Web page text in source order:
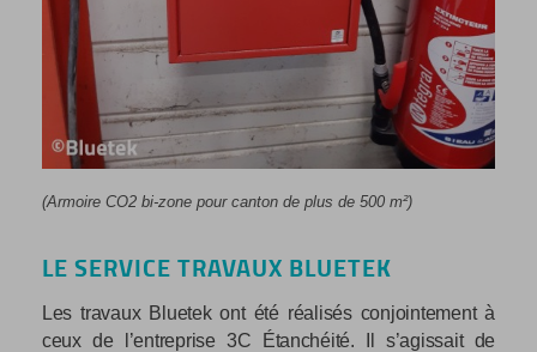
(Armoire CO2 bi-zone pour canton de plus de 500 m²)
LE SERVICE TRAVAUX BLUETEK
Les travaux Bluetek ont été réalisés conjointement à
ceux de l’entreprise 3C Étanchéité. Il s’agissait de